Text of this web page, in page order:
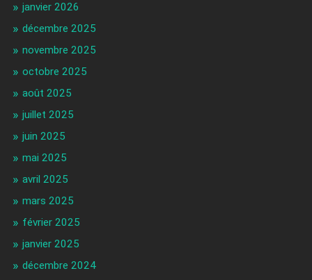
janvier 2026
décembre 2025
novembre 2025
octobre 2025
août 2025
juillet 2025
juin 2025
mai 2025
avril 2025
mars 2025
février 2025
janvier 2025
décembre 2024